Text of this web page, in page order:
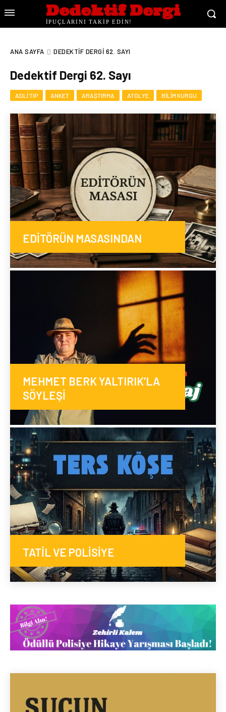
Dedektif Dergi
İPUÇLARINI TAKİP EDİN!
ANA SAYFA DEDEKTIF DERGI 62. SAYI
Dedektif Dergi 62. Sayı
ADLI TIP ANKET ARAŞTIRMA ATÖLYE BILIM KURGU
EDİTÖRÜN MASASINDAN
MEHMET BERK YALTIRIK’LA
SÖYLEŞİ
TATİL VE POLİSİYE